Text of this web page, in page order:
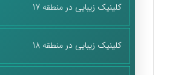
کلینیک زیبایی در منطقه 17
کلینیک زیبایی در منطقه 18